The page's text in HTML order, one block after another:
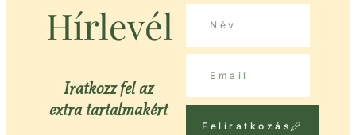
Hírlevél
Iratkozz fel az
extra tartalmakért
Felíratkozás